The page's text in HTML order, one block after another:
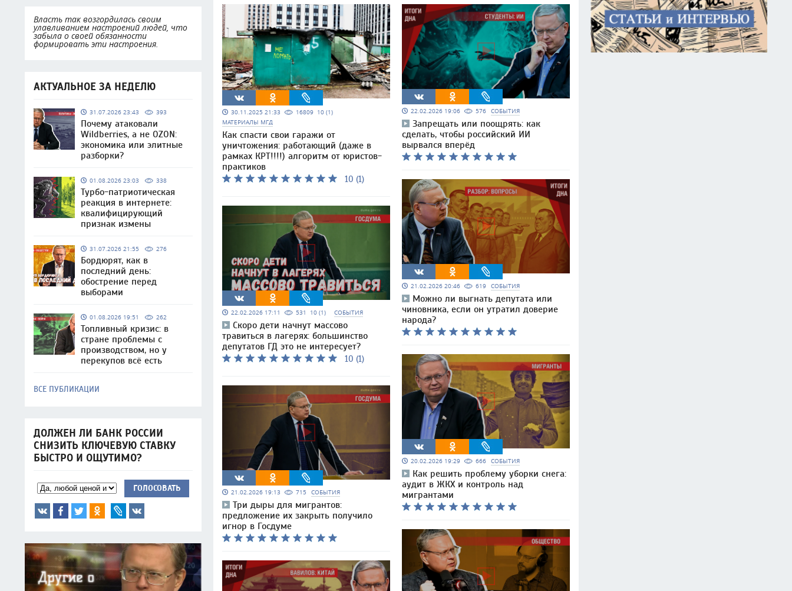
Власть так возгордилась своим
улавливанием настроений людей, что
забыла о своей обязанности
формировать эти настроения.
АКТУАЛЬНОЕ ЗА НЕДЕЛЮ
31.07.2026 23:43 393
Почему атаковали
Wildberries, а не OZON:
экономика или элитные
разборки?
01.08.2026 23:03 338
Турбо-патриотическая
реакция в интернете:
квалифицирующий
признак измены
31.07.2026 21:55 276
Бордюрят, как в
последний день:
обострение перед
выборами
01.08.2026 19:51 262
Топливный кризис: в
стране проблемы с
производством, но у
перекупов всё есть
ВСЕ ПУБЛИКАЦИИ
ДОЛЖЕН ЛИ БАНК РОССИИ
СНИЗИТЬ КЛЮЧЕВУЮ СТАВКУ
БЫСТРО И ОЩУТИМО?
ГОЛОСОВАТЬ
30.11.2025 21:33 16809 10 (1)
МАТЕРИАЛЫ МГД
Как спасти свои гаражи от
уничтожения: работающий (даже в
рамках КРТ!!!!) алгоритм от юристов-
практиков
10 (1)
22.02.2026 17:11 531 10 (1) СОБЫТИЯ
Скоро дети начнут массово
травиться в лагерях: большинство
депутатов ГД это не интересует?
10 (1)
21.02.2026 19:13 715 СОБЫТИЯ
Три дыры для мигрантов:
предложение их закрыть получило
игнор в Госдуме
22.02.2026 19:06 576 СОБЫТИЯ
Запрещать или поощрять: как
сделать, чтобы российский ИИ
вырвался вперёд
21.02.2026 20:46 619 СОБЫТИЯ
Можно ли выгнать депутата или
чиновника, если он утратил доверие
народа?
20.02.2026 19:29 666 СОБЫТИЯ
Как решить проблему уборки снега:
аудит в ЖКХ и контроль над
мигрантами